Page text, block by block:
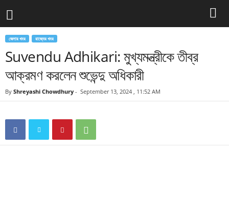
জেলার খবর রাজ্যের খবর
Suvendu Adhikari: মুখ্যমন্ত্রীকে তীব্র
আক্রমণ করলেন শুভেন্দু অধিকারী
By Shreyashi Chowdhury - September 13, 2024 , 11:52 AM